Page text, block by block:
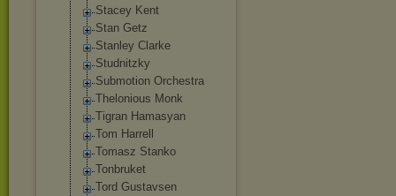
Stacey Kent
Stan Getz
Stanley Clarke
Studnitzky
Submotion Orchestra
Thelonious Monk
Tigran Hamasyan
Tom Harrell
Tomasz Stanko
Tonbruket
Tord Gustavsen